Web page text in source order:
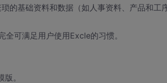
的基础资料和数据（如人事资料、产品和工
可满足用户使用Excle的习惯。
。